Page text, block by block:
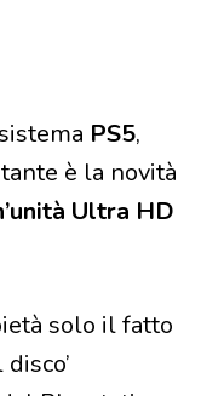
PS5,
è la novità
Ultra HD
solo il fatto